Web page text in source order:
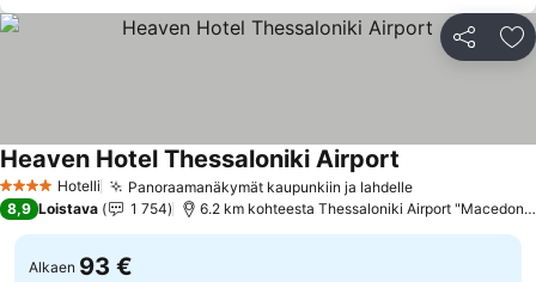
Jaa
4 Tähtiluokitus
Hotelli Panoraamanäkymät kaupunkiin ja lahdelleKatso hinnat
Heaven Hotel Thessaloniki Airport
8,9 Loistava 1 754 6.2 km kohteesta Thessaloniki Airport
Alkaen 93 €